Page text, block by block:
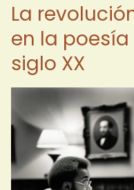
La
en la
siglo XX